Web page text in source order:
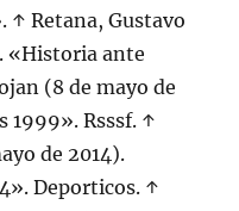
↑ Retana, Gustavo
«Historia ante
(8 de mayo de
1999». Rsssf. ↑
de 2014).
Deporticos. ↑